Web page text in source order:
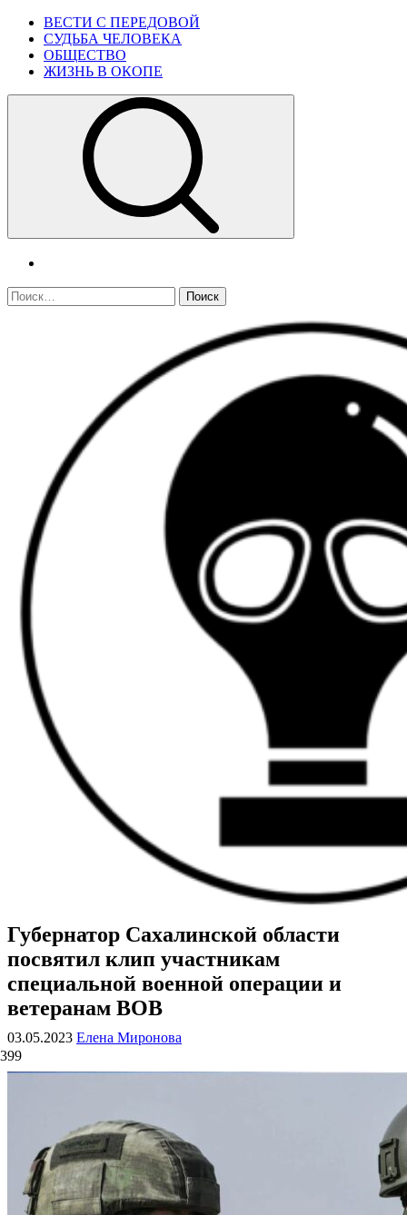
Skip
content
Primary
Menu
ВЕСТИ С ПЕРЕДОВОЙ
СУДЬБА ЧЕЛОВЕКА
ОБЩЕСТВО
ЖИЗНЬ В ОКОПЕ
Найти:
ВОЕННЫЕ СТРАНИЦЫ
СТАТЬИ ВОЕННОЙ ТЕМАТИКИ
Губернатор Сахалинской области
посвятил клип участникам
специальной военной операции и
ветеранам ВОВ
03.05.2023 Елена Миронова
399